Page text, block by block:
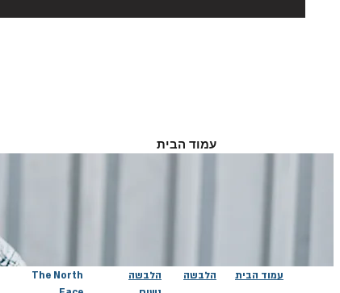
עמוד הבית
The North
הלבשה
הלבשה עמוד הבית